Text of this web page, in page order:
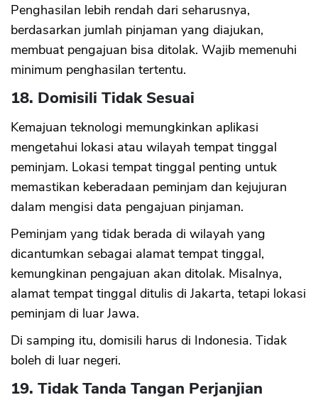
Penghasilan lebih rendah dari seharusnya,
berdasarkan jumlah pinjaman yang diajukan,
membuat pengajuan bisa ditolak. Wajib memenuhi
minimum penghasilan tertentu.
18. Domisili Tidak Sesuai
Kemajuan teknologi memungkinkan aplikasi
mengetahui lokasi atau wilayah tempat tinggal
peminjam. Lokasi tempat tinggal penting untuk
memastikan keberadaan peminjam dan kejujuran
dalam mengisi data pengajuan pinjaman.
Peminjam yang tidak berada di wilayah yang
dicantumkan sebagai alamat tempat tinggal,
kemungkinan pengajuan akan ditolak. Misalnya,
alamat tempat tinggal ditulis di Jakarta, tetapi lokasi
peminjam di luar Jawa.
Di samping itu, domisili harus di Indonesia. Tidak
boleh di luar negeri.
19. Tidak Tanda Tangan Perjanjian